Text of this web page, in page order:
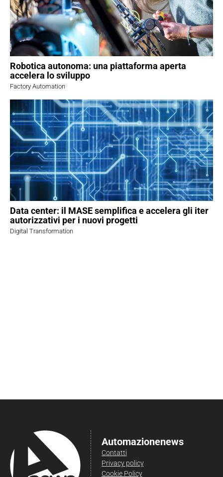
Robotica autonoma: una piattaforma aperta
accelera lo sviluppo
Factory Automation
Data center: il MASE semplifica e accelera gli iter
autorizzativi per i nuovi progetti
Digital Transformation
Automazionenews
Contatti
Privacy policy
Cookie Policy